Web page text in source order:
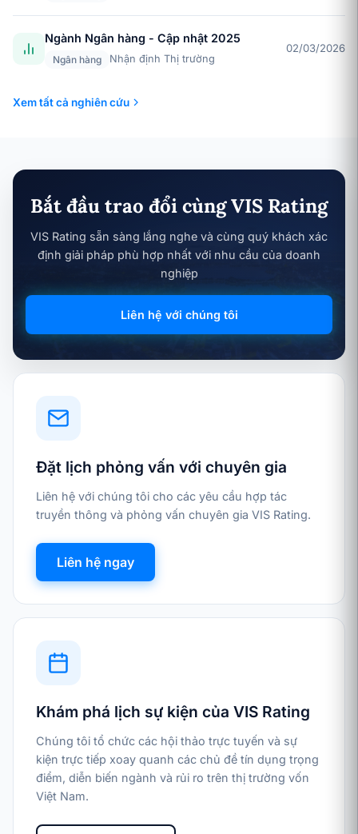
Ngành Ngân hàng - Cập nhật 2025
Ngân hàng Nhận định Thị trường
02/03/2026
Xem tất cả nghiên cứu
Bắt đầu trao đổi cùng VIS Rating
VIS Rating sẵn sàng lắng nghe và cùng quý khách xác
định giải pháp phù hợp nhất với nhu cầu của doanh
nghiệp
Liên hệ với chúng tôi
Đặt lịch phỏng vấn với chuyên gia
Liên hệ với chúng tôi cho các yêu cầu hợp tác
truyền thông và phỏng vấn chuyên gia VIS Rating.
Liên hệ ngay
Khám phá lịch sự kiện của VIS Rating
Chúng tôi tổ chức các hội thảo trực tuyến và sự
kiện trực tiếp xoay quanh các chủ đề tín dụng trọng
điểm, diễn biến ngành và rủi ro trên thị trường vốn
Việt Nam.